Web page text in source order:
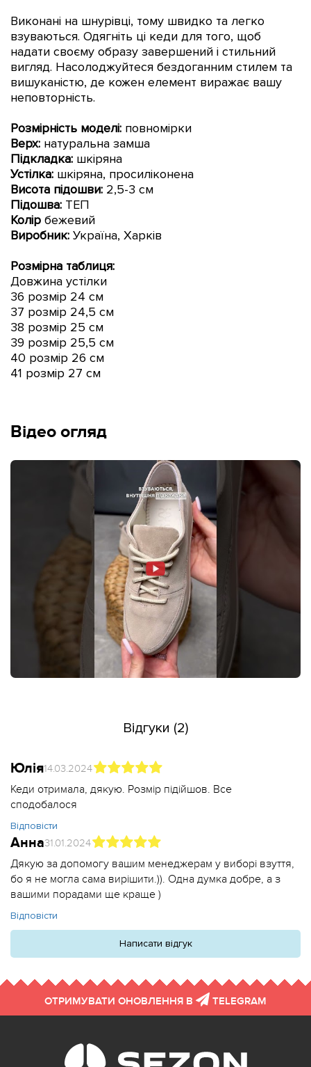
Виконані на шнурівці, тому швидко та легко
взуваються. Одягніть ці кеди для того, щоб
надати своєму образу завершений і стильний
вигляд. Насолоджуйтеся бездоганним стилем та
вишуканістю, де кожен елемент виражає вашу
неповторність.
Розмірність моделі: повномірки
Верх: натуральна замша
Підкладка: шкіряна
Устілка: шкіряна, просиліконена
Висота підошви: 2,5-3 см
Підошва: ТЕП
Колір бежевий
Виробник: Україна, Харків
Розмірна таблиця:
Довжина устілки
36 розмір 24 см
37 розмір 24,5 см
38 розмір 25 см
39 розмір 25,5 см
40 розмір 26 см
41 розмір 27 см
Відео огляд
Відгуки (2)
Юлія14.03.2024
Кеди отримала, дякую. Розмір підійшов. Все
сподобалося
Відповісти
Анна31.01.2024
Дякую за допомогу вашим менеджерам у виборі взуття,
бо я не могла сама вирішити.)). Одна думка добре, а з
вашими порадами ще краще )
Відповісти
Написати відгук
ОТРИМУВАТИ ОНОВЛЕННЯ В TELEGRAM